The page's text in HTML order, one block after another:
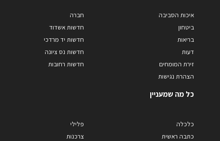
איכות הסביבה
ביטחון
בריאות
דעות
זירת המומחים
הצהרת נגישות
חברה
חדשות אשדוד
חדשות יד מרדכי
חדשות נס ציונה
חדשות רחובות
כל מה שמעניין
כלכלה
כתבה ראשית
פלילי
צרכנות